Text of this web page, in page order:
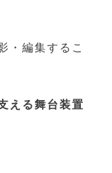
・編集するこ
える舞台装置